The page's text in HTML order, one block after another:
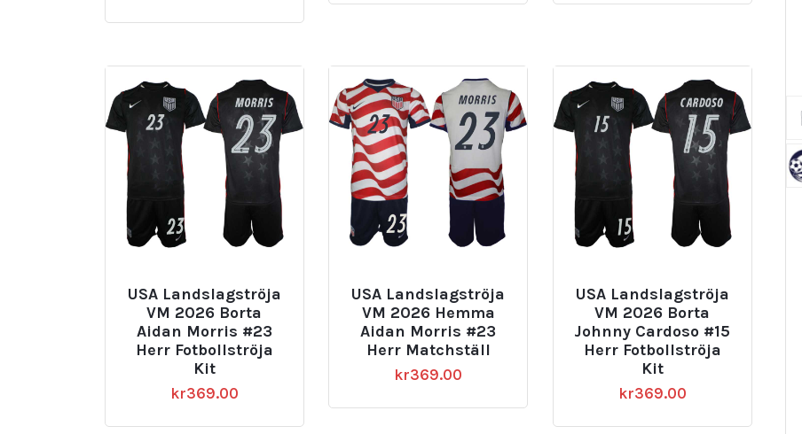
USA Landslagströja
VM 2026 Borta
Aidan Morris #23
Herr Fotbollströja
Kit
kr369.00
USA Landslagströja
VM 2026 Hemma
Aidan Morris #23
Herr Matchställ
kr369.00
USA Landslagströja
VM 2026 Borta
Johnny Cardoso #15
Herr Fotbollströja
Kit
kr369.00